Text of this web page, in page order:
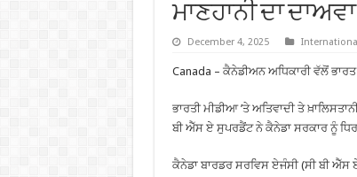
ਮਾਣਹਾਨੀ ਦਾ ਦਾਅਵਾ
December 4, 2025
Canada – ਕੈਨੇਡੀਅਨ ਅਧਿਕਾਰੀ ਵੱਲੋਂ
ਭਾਰਤੀ ਮੀਡੀਆ ’ਤੇ ਅਤਿਵਾਦੀ ਤੇ
ਬੀ ਐੱਸ ਏ ਸੁਪਰਡੈਂਟ ਨੇ ਕੈਨੇਡਾ ਸਰਕਾਰ ਨੂੰ
ਕੈਨੇਡਾ ਬਾਰਡਰ ਸਰਵਿਸ ਏਜੰਸੀ (ਸੀ ਬੀ